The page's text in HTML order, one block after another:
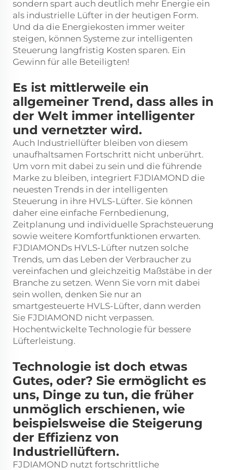
sondern spart auch deutlich mehr Energie ein
als industrielle Lüfter in der heutigen Form.
Und da die Energiekosten immer weiter
steigen, können Systeme zur intelligenten
Steuerung langfristig Kosten sparen. Ein
Gewinn für alle Beteiligten!
Es ist mittlerweile ein
allgemeiner Trend, dass alles in
der Welt immer intelligenter
und vernetzter wird.
Auch Industriellüfter bleiben von diesem
unaufhaltsamen Fortschritt nicht unberührt.
Um vorn mit dabei zu sein und die führende
Marke zu bleiben, integriert FJDIAMOND die
neuesten Trends in der intelligenten
Steuerung in ihre HVLS-Lüfter. Sie können
daher eine einfache Fernbedienung,
Zeitplanung und individuelle Sprachsteuerung
sowie weitere Komfortfunktionen erwarten.
FJDIAMONDs HVLS-Lüfter nutzen solche
Trends, um das Leben der Verbraucher zu
vereinfachen und gleichzeitig Maßstäbe in der
Branche zu setzen. Wenn Sie vorn mit dabei
sein wollen, denken Sie nur an
smartgesteuerte HVLS-Lüfter, dann werden
Sie FJDIAMOND nicht verpassen.
Hochentwickelte Technologie für bessere
Lüfterleistung.
Technologie ist doch etwas
Gutes, oder? Sie ermöglicht es
uns, Dinge zu tun, die früher
unmöglich erschienen, wie
beispielsweise die Steigerung
der Effizienz von
Industriellüftern.
FJDIAMOND nutzt fortschrittliche